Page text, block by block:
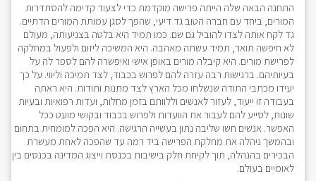
התחנה הבאה שלה הייתה פרישה מוקדמת כדי לצעוד קדימה להסתדרות
המורים, ביחד עם חברה הטוב גד דיעי, שהפך לסגן עמותת המורים הדתיים.
גד לקח אותה לצדו להוביל גם שם. כמו תמיד היא בלטה בצניעותה, מעולם
לא חיפשה תואר, תמיד עשתה מאהבה. היא המשיכה ליזום ולפעול במחלקה
לפרישת מורים. היא קיבלה מורים באופן אישי ואיפשרה להם לספר לה על
בעיותיהם. ברגישות רבה עזרה להם לפרוש בכבוד, לצד תמיכה וליווי. על כך
יעידו מכתבי התודה שנשלחו מכל הארץ לצד מתנות ותודות. היא ראתה
בעבודה זו ייעוד, לעזור לאנשים וללוותם בזמן מחלות, ועדות רפואיות ובעיות
שונות, לסייע להם לעבור את הוועדות ולפרוש בכבוד ובקושי מועט ככל
האפשר. אנשים חשו שליבה נתון בעשייה הרגישה. היא הפכה למומחית בתחום
ובהמשך ניהלה את מחלקת הפרישה ביד רמה עד שהפכה לאחת מעשרת
הבכירים בהנהלה, תוך לקיחת חלק בישיבות בכנסת וייצוג המדינה בכנסים בין
לאומיים בעולם.